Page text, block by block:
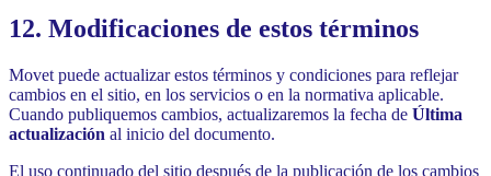
12. Modificaciones de estos términos
Movet puede actualizar estos términos y condiciones para reflejar
cambios en el sitio, en los servicios o en la normativa aplicable.
Cuando publiquemos cambios, actualizaremos la fecha de Última
actualización al inicio del documento.
El uso continuado del sitio después de la publicación de los cambios